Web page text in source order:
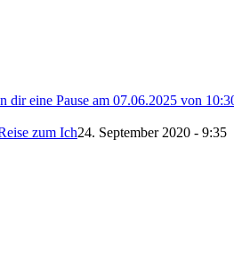
dir eine Pause am 07.06.2025 von
zum Ich24. September 2020 - 9:35